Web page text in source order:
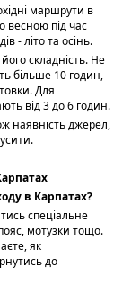
маршрути в
весною під час
- літо та осінь.
складність. Не
більше 10 годин,
Для
від 3 до 6 годин.
наявність джерел,
в Карпатах?
спеціальне
мотузки тощо.
як
до